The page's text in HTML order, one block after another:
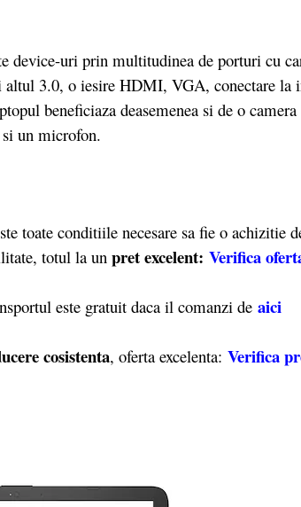
device-uri prin multitudinea de porturi cu
altul 3.0, o iesire HDMI, VGA, conectare la
beneficiaza deasemenea si de o camera
un microfon.
conditiile necesare sa fie o achizitie
totul la un pret excelent: Verifica
este gratuit daca il comanzi de aici
cosistenta, oferta excelenta: Verifica